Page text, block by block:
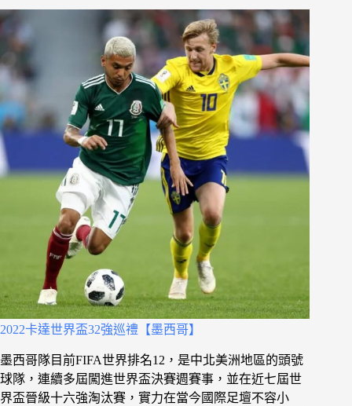
2022卡達世界盃32強巡禮【墨西哥】
墨西哥隊目前FIFA世界排名12，是中北美洲地區的頭號
球隊，連續多屆闖進世界盃決賽週賽事，並在近七屆世
界盃晉級十六強淘汰賽，實力在當今國際足壇不容小